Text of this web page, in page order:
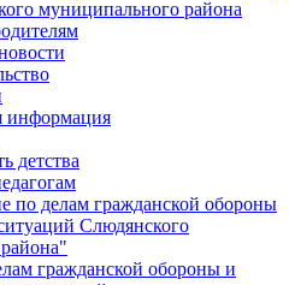
муниципального района
информация
детства
делам гражданской обороны
Слюдянского
гражданской обороны и